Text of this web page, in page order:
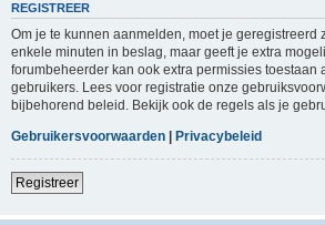
REGISTREER
Om je te kunnen aanmelden, moet je geregistreerd
enkele minuten in beslag, maar geeft je extra
forumbeheerder kan ook extra permissies toestaan
gebruikers. Lees voor registratie onze
bijbehorend beleid. Bekijk ook de regels als je
Gebruikersvoorwaarden | Privacybeleid
Registreer